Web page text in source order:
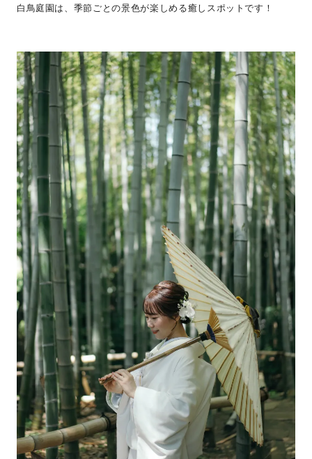
白鳥庭園は、季節ごとの景色が楽しめる癒しスポットです！